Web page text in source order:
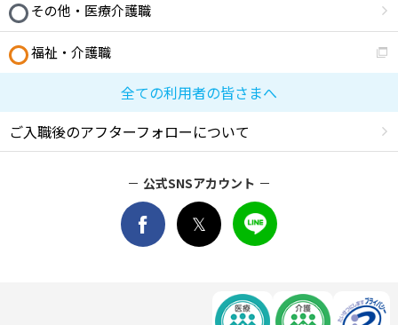
その他・医療介護職
福祉・介護職
全ての利用者の皆さまへ
ご入職後のアフターフォローについて
公式SNSアカウント